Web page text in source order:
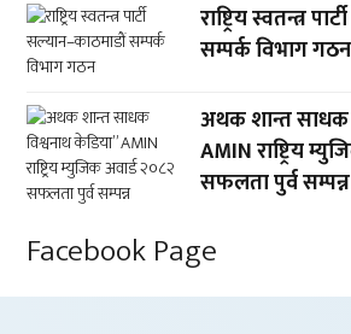
राष्ट्रिय स्वतन्त्र
सम्पर्क विभाग गठन
अथक शान्त साधक
AMIN राष्ट्रिय
सफलता पुर्व सम्पन्न
Facebook Page